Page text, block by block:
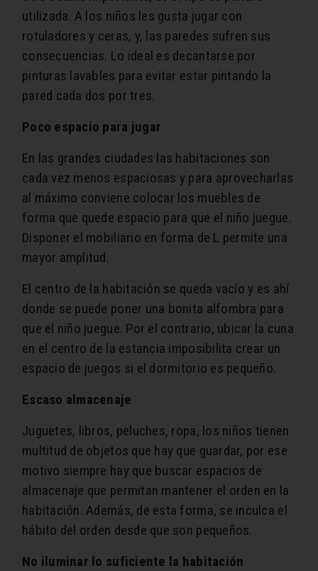
utilizada. A los niños les gusta jugar con
rotuladores y ceras, y, las paredes sufren sus
consecuencias. Lo ideal es decantarse por
pinturas lavables para evitar estar pintando la
pared cada dos por tres.
Poco espacio para jugar
En las grandes ciudades las habitaciones son
cada vez menos espaciosas y para aprovecharlas
al máximo conviene colocar los muebles de
forma que quede espacio para que el niño juegue.
Disponer el mobiliario en forma de L permite una
mayor amplitud.
El centro de la habitación se queda vacío y es ahí
donde se puede poner una bonita alfombra para
que el niño juegue. Por el contrario, ubicar la cuna
en el centro de la estancia imposibilita crear un
espacio de juegos si el dormitorio es pequeño.
Escaso almacenaje
Juguetes, libros, peluches, ropa, los niños tienen
multitud de objetos que hay que guardar, por ese
motivo siempre hay que buscar espacios de
almacenaje que permitan mantener el orden en la
habitación. Además, de esta forma, se inculca el
hábito del orden desde que son pequeños.
No iluminar lo suficiente la habitación